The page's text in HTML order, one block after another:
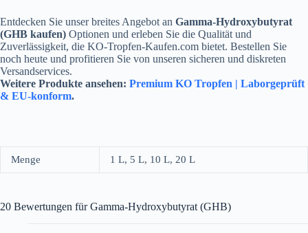
Entdecken Sie unser breites Angebot an Gamma-Hydroxybutyrat
(GHB kaufen) Optionen und erleben Sie die Qualität und
Zuverlässigkeit, die KO-Tropfen-Kaufen.com bietet. Bestellen Sie
noch heute und profitieren Sie von unseren sicheren und diskreten
Versandservices.
Weitere Produkte ansehen: Premium KO Tropfen | Laborgeprüft
& EU-konform.
Menge 1 L, 5 L, 10 L, 20 L
20 Bewertungen fürGamma-Hydroxybutyrat (GHB)